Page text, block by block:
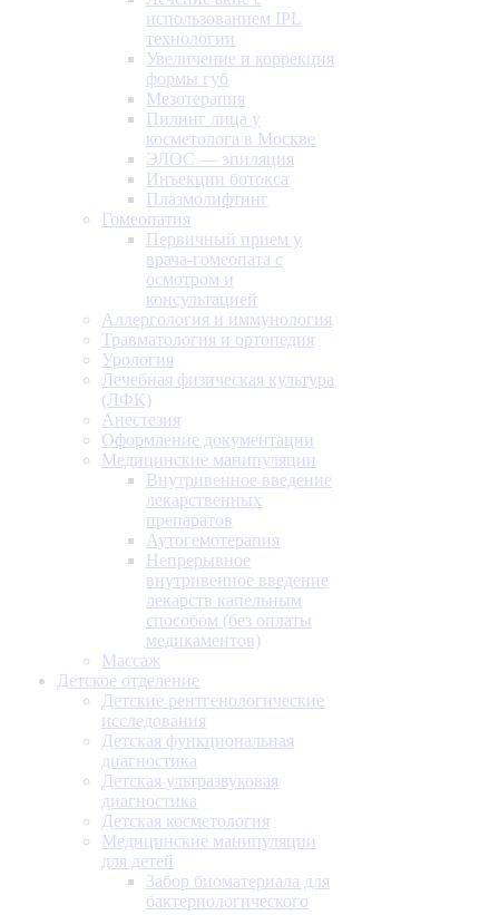
использованием IPL
технологии
Увеличение и коррекция
формы губ
Мезотерапия
Пилинг лица у
косметолога в Москве
ЭЛОС — эпиляция
Инъекции ботокса
Плазмолифтинг
Гомеопатия
Первичный прием у
врача-гомеопата с
осмотром и
консультацией
Аллергология и иммунология
Травматология и ортопедия
Урология
Лечебная физическая культура
(ЛФК)
Анестезия
Оформление документации
Медицинские манипуляции
Внутривенное введение
лекарственных
препаратов
Аутогемотерапия
Непрерывное
внутривенное введение
лекарств капельным
способом (без оплаты
медикаментов)
Массаж
Детское отделение
Детские рентгенологические
исследования
Детская функциональная
диагностика
Детская ультразвуковая
диагностика
Детская косметология
Медицинские манипуляции
для детей
Забор биоматериала для
бактериологического